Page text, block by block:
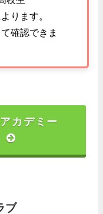
ります。
確認できま
カデミー
ブ